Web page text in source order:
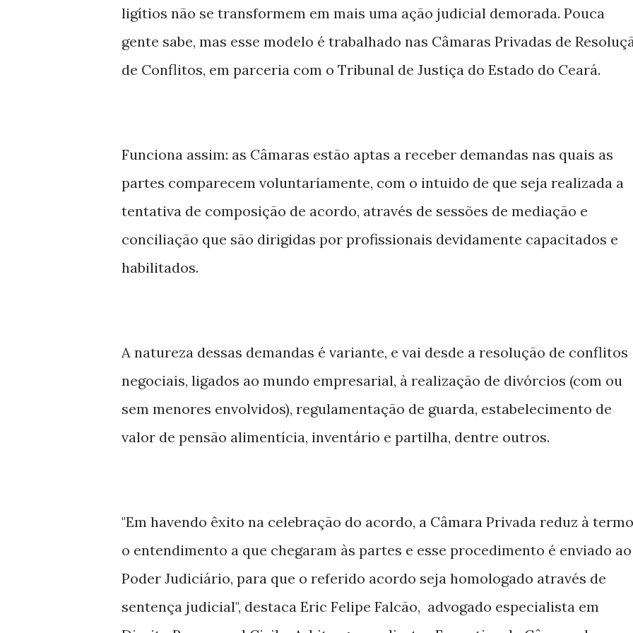
ligítios não se transformem em mais uma ação judicial demorada. Pouca
gente sabe, mas esse modelo é trabalhado nas Câmaras Privadas de
de Conflitos, em parceria com o Tribunal de Justiça do Estado do Ceará.
Funciona assim: as Câmaras estão aptas a receber demandas nas quais as
partes comparecem voluntariamente, com o intuido de que seja realizada a
tentativa de composição de acordo, através de sessões de mediação e
conciliação que são dirigidas por profissionais devidamente capacitados e
habilitados.
A natureza dessas demandas é variante, e vai desde a resolução de conflitos
negociais, ligados ao mundo empresarial, à realização de divórcios (com ou
sem menores envolvidos), regulamentação de guarda, estabelecimento de
valor de pensão alimentícia, inventário e partilha, dentre outros.
"Em havendo êxito na celebração do acordo, a Câmara Privada reduz à termo
o entendimento a que chegaram às partes e esse procedimento é enviado ao
Poder Judiciário, para que o referido acordo seja homologado através de
sentença judicial", destaca Eric Felipe Falcão, advogado especialista em